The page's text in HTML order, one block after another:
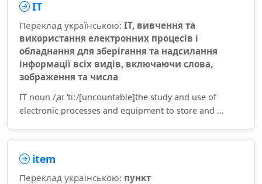
IT
Переклад українською: ІТ, вивчення та
використання електронних процесів і
обладнання для зберігання та надсилання
інформації всіх видів, включаючи слова,
зображення та числа
IT noun /ˌaɪ ˈtiː/[uncountable]the study and use of
electronic processes and equipment to store and ...
item
Переклад українською: пункт